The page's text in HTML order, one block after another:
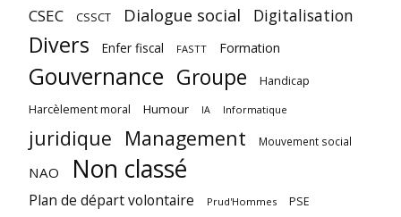
CSEC CSSCT Dialogue social Digitalisation
Divers Enfer fiscal FASTT Formation
Gouvernance Groupe Handicap
Harcèlement moral Humour IA Informatique
juridique Management Mouvement social
NAO Non classé
Plan de départ volontaire Prud'Hommes PSE